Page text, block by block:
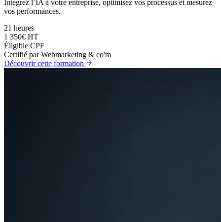
Intégrez l’IA à votre entreprise, optimisez vos processus et mesurez
vos performances.
21 heures
1 350€ HT
Éligible CPF
Certifié par Webmarketing & co'm
Découvrir cette formation